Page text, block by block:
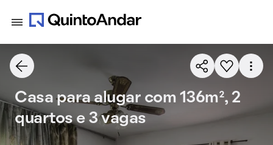
Casa para alugar com 136m², 2
quartos e 3 vagas